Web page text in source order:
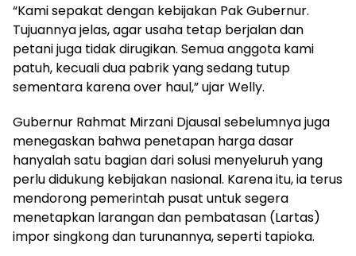
“Kami sepakat dengan kebijakan Pak Gubernur.
Tujuannya jelas, agar usaha tetap berjalan dan
petani juga tidak dirugikan. Semua anggota kami
patuh, kecuali dua pabrik yang sedang tutup
sementara karena over haul,” ujar Welly.
Gubernur Rahmat Mirzani Djausal sebelumnya juga
menegaskan bahwa penetapan harga dasar
hanyalah satu bagian dari solusi menyeluruh yang
perlu didukung kebijakan nasional. Karena itu, ia terus
mendorong pemerintah pusat untuk segera
menetapkan larangan dan pembatasan (Lartas)
impor singkong dan turunannya, seperti tapioka.